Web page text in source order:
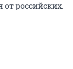
российских.